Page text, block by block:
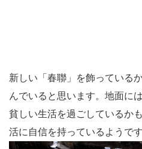
新しい「春聯」を飾っている
んでいると思います。地面に
貧しい生活を過ごしているか
活に自信を持っているようです